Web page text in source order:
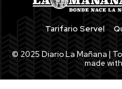
Tarifario Servel
© 2025 Diario La Mañana |
made with